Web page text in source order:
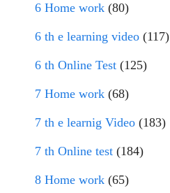
6 Home work (80)
6 th e learning video (117)
6 th Online Test (125)
7 Home work (68)
7 th e learnig Video (183)
7 th Online test (184)
8 Home work (65)